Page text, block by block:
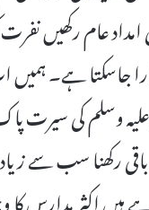
عام رکھیں
جاسکتا ہے۔
وسلم کی سیرت
رکھنا سب سے
ہیں اکثر مدارس